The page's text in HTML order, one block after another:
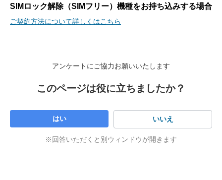
SIMロック解除（SIMフリー）機種をお持ち込みする場合
ご契約方法について詳しくはこちら
アンケートにご協力お願いいたします
このページは役に立ちましたか？
はい いいえ
※回答いただくと別ウィンドウが開きます